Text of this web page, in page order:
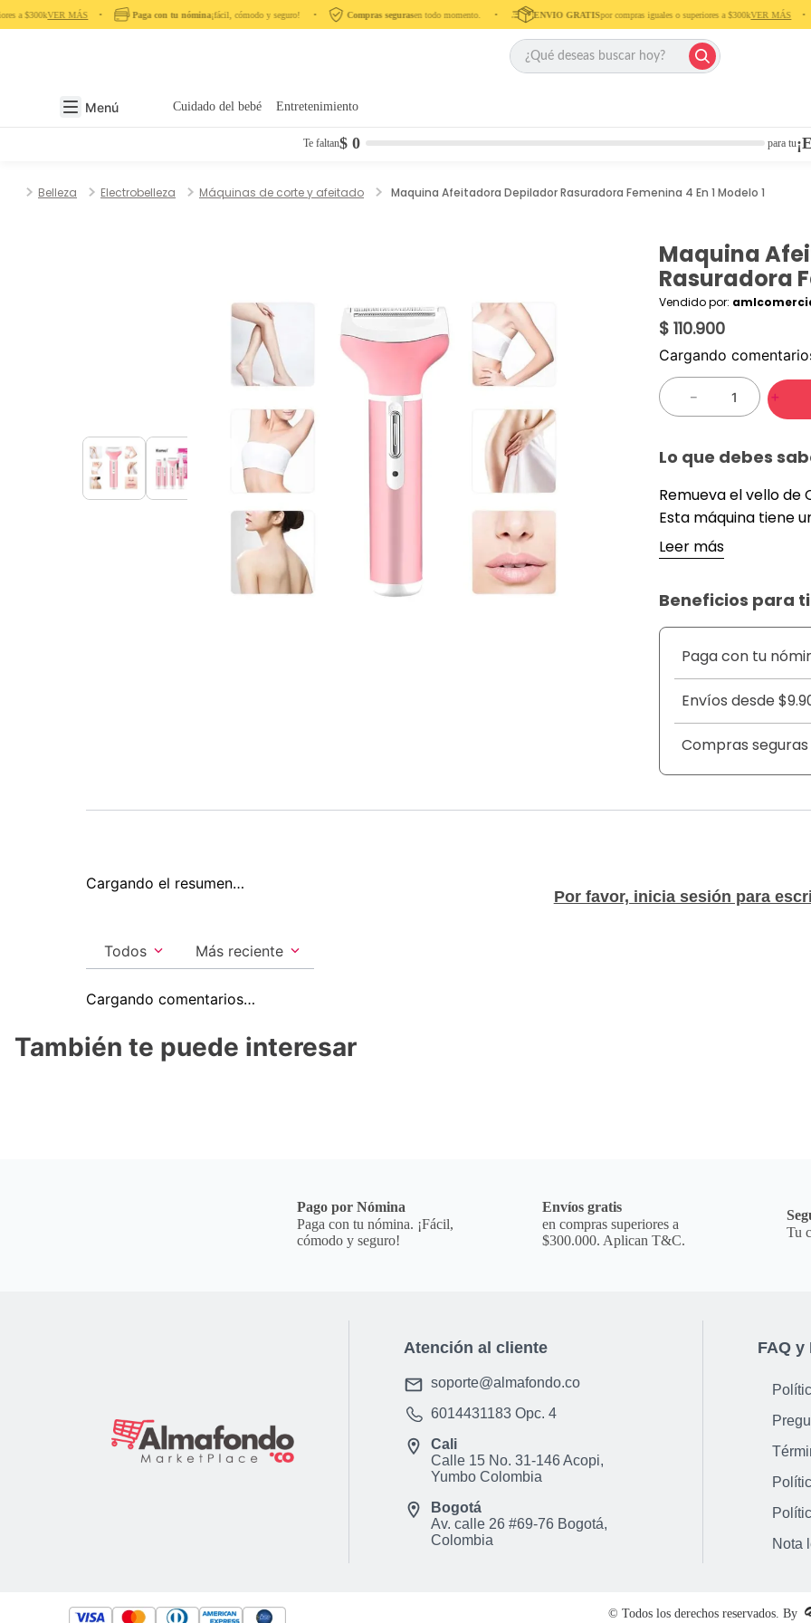
a $300kVER MÁS‎ ‎ ‎ ‎ •‎ ‎ ‎ ‎ Paga con tu nómina¡fácil, cómodo y seguro! ‎ ‎ ‎ ‎ •‎ ‎ ‎ ‎ Compras segurasen todo momento. ‎ ‎ ‎ ‎ •‎ ‎ ‎ ‎ ‎ ENVIO GRATISpor compras iguales o superiores a $300kVER MÁS‎ ‎ ‎ ‎ •‎ ‎ ‎ ‎
Menú Cuidado del bebé Entretenimiento
para tu
Te faltan$ 0
Belleza Electrobelleza Máquinas de corte y afeitado Maquina Afeitadora Depilador Rasuradora Femenina 4 En 1 Modelo 1
Maquina
Rasuradora
Vendido por:
$ 110.900
Cargando
＋
－
Lo que debes
Remueva el vello de
Esta máquina tiene
elegante y
ruido. Facilidad de
50/60Hz.***
horas.*** Tiempo de
limpieza: cepillo de
producto: 13,5*5,2
pasta.
Leer más
Beneficios para ti
Paga con tu
Envíos desde
Compras seguras
Cargando el resumen…
Por favor, inicia sesión para
Más reciente
Todos
Cargando comentarios…
También te puede interesar
Pago por Nómina
Paga con tu nómina. ¡Fácil,
cómodo y seguro!
Envíos gratis
en compras superiores a
$300.000. Aplican T&C.
Tu
Atención al cliente
soporte@almafondo.co
6014431183Opc. 4
Cali
Calle 15 No. 31-146 Acopi,
Yumbo Colombia
Bogotá
Av. calle 26 #69-76 Bogotá,
Colombia
FAQ y
Nota
© Todos los derechos reservados. By